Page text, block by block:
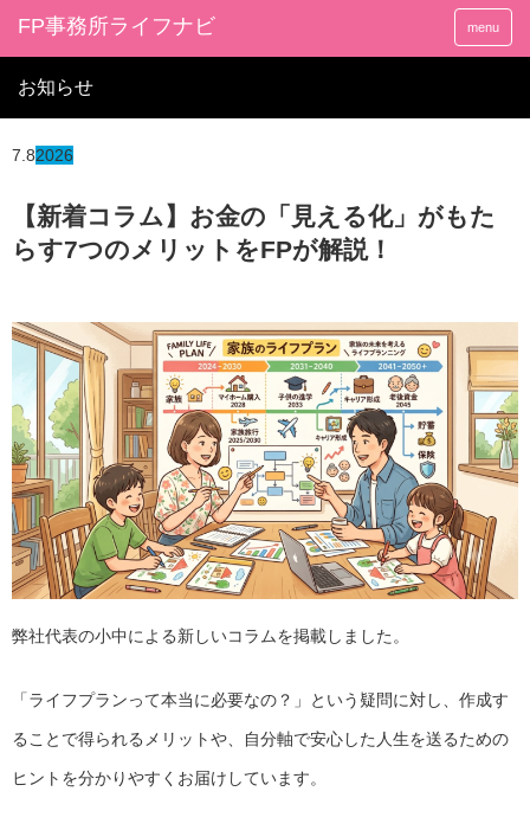
FP事務所ライフナビ menu
お知らせ
7.82026
【新着コラム】お金の「見える化」がもた
らす7つのメリットをFPが解説！
弊社代表の小中による新しいコラムを掲載しました。
「ライフプランって本当に必要なの？」という疑問に対し、作成す
ることで得られるメリットや、自分軸で安心した人生を送るための
ヒントを分かりやすくお届けしています。